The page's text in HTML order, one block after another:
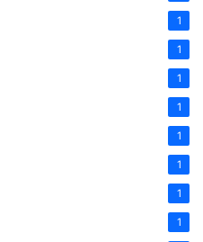
1
1
1
1
1
1
1
1